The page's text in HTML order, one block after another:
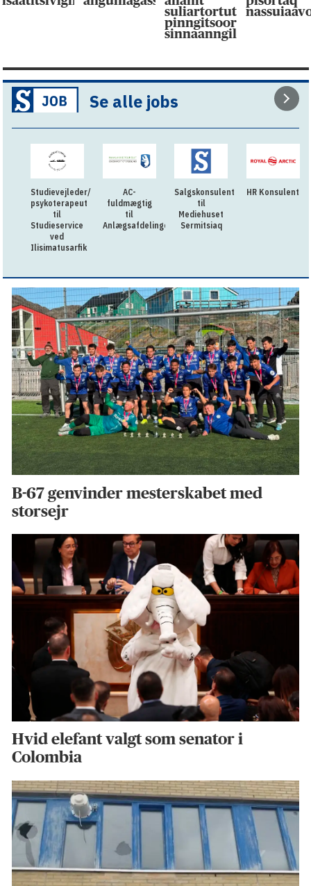
suliartortut
pinngitsoor-
Se alle jobs
Studievejleder/
psykoterapeut
til
Studieservice
ved
Ilisimatusarfik
AC-
fuldmægtig
til
Anlægsafdelingen
Salgskonsulent
til
Mediehuset
Sermitsiaq
HR Konsulent
B-67 genvinder mesterskabet med
storsejr
Hvid elefant valgt som senator i
Colombia